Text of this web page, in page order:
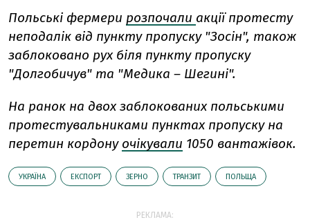
Польські фермери розпочали акції протесту
неподалік від пункту пропуску "Зосін", також
заблоковано рух біля пункту пропуску
"Долгобичув" та "Медика – Шегині".
На ранок на двох заблокованих польськими
протестувальниками пунктах пропуску на
перетин кордону очікували 1050 вантажівок.
УКРАЇНА ЕКСПОРТ ЗЕРНО ТРАНЗИТ ПОЛЬЩА
РЕКЛАМА: